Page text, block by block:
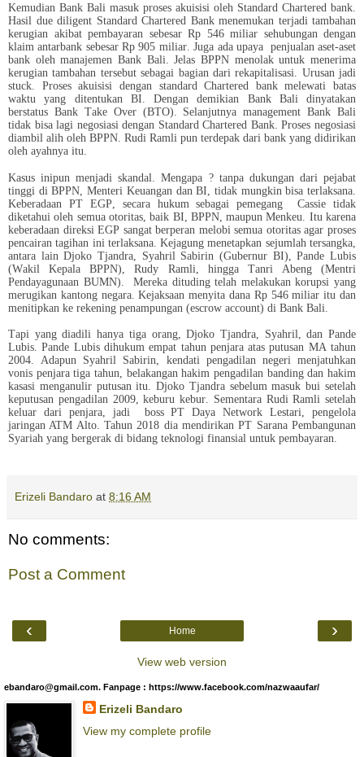
Kemudian Bank Bali masuk proses akuisisi oleh Standard Chartered bank.
Hasil due diligent Standard Chartered Bank menemukan terjadi tambahan
kerugian akibat pembayaran sebesar Rp 546 miliar sehubungan dengan
klaim antarbank sebesar Rp 905 miliar. Juga ada upaya penjualan aset-aset
bank oleh manajemen Bank Bali. Jelas BPPN menolak untuk menerima
kerugian tambahan tersebut sebagai bagian dari rekapitalisasi. Urusan jadi
stuck. Proses akuisisi dengan standard Chartered bank melewati batas
waktu yang ditentukan BI. Dengan demikian Bank Bali dinyatakan
berstatus Bank Take Over (BTO). Selanjutnya management Bank Bali
tidak bisa lagi negosiasi dengan Standard Chartered Bank. Proses negosiasi
diambil alih oleh BPPN. Rudi Ramli pun terdepak dari bank yang didirikan
oleh ayahnya itu.
Kasus inipun menjadi skandal. Mengapa ? tanpa dukungan dari pejabat
tinggi di BPPN, Menteri Keuangan dan BI, tidak mungkin bisa terlaksana.
Keberadaan PT EGP, secara hukum sebagai pemegang Cassie tidak
diketahui oleh semua otoritas, baik BI, BPPN, maupun Menkeu. Itu karena
keberadaan direksi EGP sangat berperan melobi semua otoritas agar proses
pencairan tagihan ini terlaksana. Kejagung menetapkan sejumlah tersangka,
antara lain Djoko Tjandra, Syahril Sabirin (Gubernur BI), Pande Lubis
(Wakil Kepala BPPN), Rudy Ramli, hingga Tanri Abeng (Mentri
Pendayagunaan BUMN). Mereka dituding telah melakukan korupsi yang
merugikan kantong negara. Kejaksaan menyita dana Rp 546 miliar itu dan
menitipkan ke rekening penampungan (escrow account) di Bank Bali.
Tapi yang diadili hanya tiga orang, Djoko Tjandra, Syahril, dan Pande
Lubis. Pande Lubis dihukum empat tahun penjara atas putusan MA tahun
2004. Adapun Syahril Sabirin, kendati pengadilan negeri menjatuhkan
vonis penjara tiga tahun, belakangan hakim pengadilan banding dan hakim
kasasi menganulir putusan itu. Djoko Tjandra sebelum masuk bui setelah
keputusan pengadilan 2009, keburu kebur. Sementara Rudi Ramli setelah
keluar dari penjara, jadi
boss PT Daya Network Lestari, pengelola
jaringan ATM Alto. Tahun 2018 dia mendirikan PT Sarana Pembangunan
Syariah yang bergerak di bidang teknologi finansial untuk pembayaran.
Erizeli Bandaro at 8:16 AM
No comments:
Post a Comment
‹ ›
Home
View web version
ebandaro@gmail.com. Fanpage : https://www.facebook.com/nazwaaufar/
Erizeli Bandaro
View my complete profile